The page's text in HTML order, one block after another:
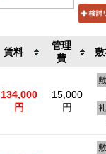
賃料
管理
費
134,000
円
15,000
円
敷
礼
敷